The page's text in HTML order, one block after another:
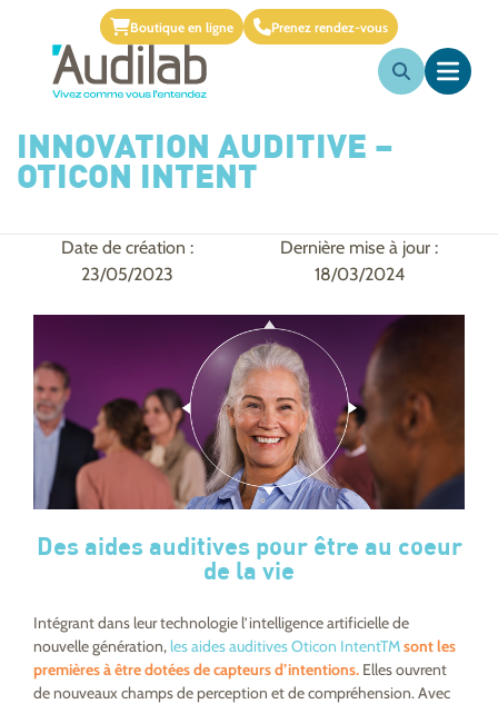
Boutique en ligne Prenez rendez-vous
INNOVATION AUDITIVE –
OTICON INTENT
Date de création :
23/05/2023
Dernière mise à jour :
18/03/2024
Des aides auditives pour être au coeur
de la vie
Intégrant dans leur technologie l’intelligence artificielle de
nouvelle génération,les aides auditives Oticon IntentTMsont les
premières à être dotées de capteurs d’intentions. Elles ouvrent
de nouveaux champs de perception et de compréhension. Avec